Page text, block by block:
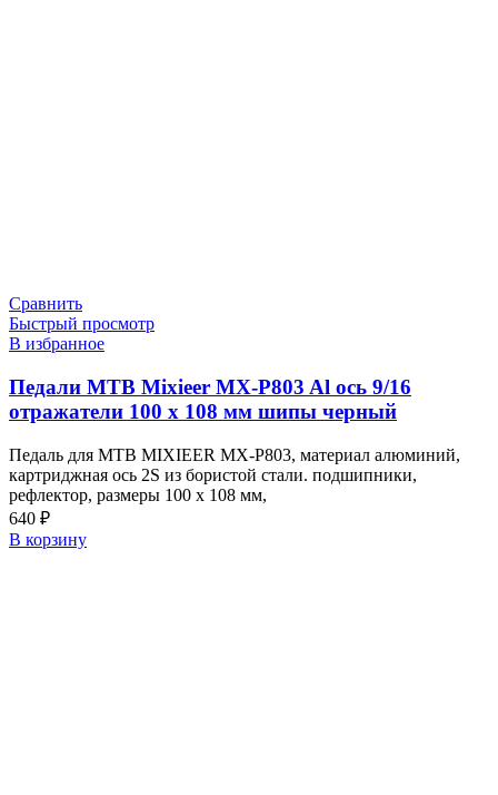
Сравнить
Быстрый просмотр
В избранное
Педали МТВ Mixieer MX-P803 Al ось 9/16
отражатели 100 х 108 мм шипы черный
Педаль для MTB MIXIEER MX-P803, материал алюминий,
картриджная ось 2S из бористой стали. подшипники,
рефлектор, размеры 100 х 108 мм,
640 ₽
В корзину